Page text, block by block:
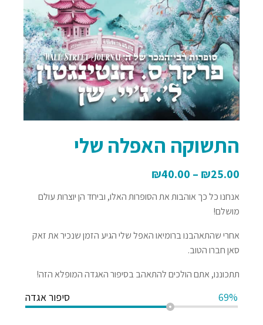
התשוקה האפלה שלי
₪25.00
–
₪40.00
אנחנו כל כך אוהבות את הסופרות האלו, וביחד הן יוצרות עולם
מושלם!
אחרי שהתאהבנו ברומיאו האפל שלי הגיע הזמן שנכיר את זאק
סאן חברו הטוב.
תתכוננו, אתם הולכים להתאהב בסיפור האגדה המופלא הזה!
סיפור אגדה 69%